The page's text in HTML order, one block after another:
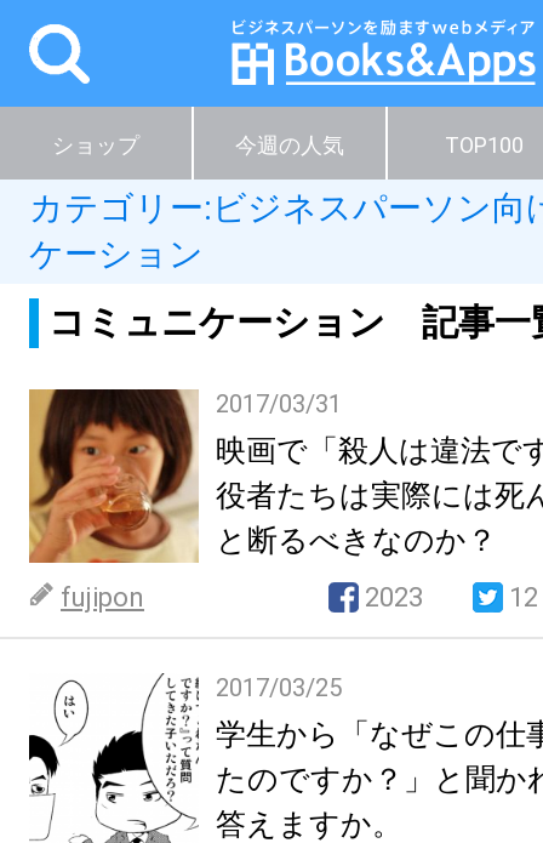
ショップ 今週の人気 TOP100
カテゴリー: ビジネスパーソン向
ケーション
コミュニケーション 記事一
2017/03/31
映画で「殺人は違法で
役者たちは実際には死
と断るべきなのか？
fujipon 2023 12
2017/03/25
学生から「なぜこの仕
たのですか？」と聞か
答えますか。